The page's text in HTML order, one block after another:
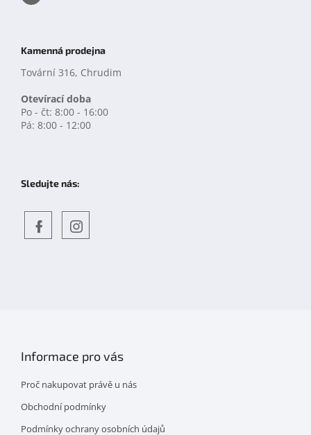
Kamenná prodejna
Tovární 316, Chrudim
Otevírací doba
Po - čt: 8:00 - 16:00
Pá: 8:00 - 12:00
Sledujte nás:
Informace pro vás
Proč nakupovat právě u nás
Obchodní podmínky
Podmínky ochrany osobních údajů